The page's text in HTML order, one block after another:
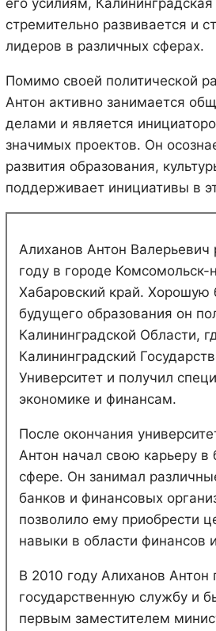
его усилиям, Калининградская
стремительно развивается и
лидеров в различных сферах.
Помимо своей политической
Антон активно занимается
делами и является
значимых проектов. Он
развития образования,
поддерживает инициативы в
Алиханов Антон Валерьевич
году в городе
Хабаровский край. Хорошую
будущего образования он
Калининградской Области,
Калининградский
Университет и получил
экономике и финансам.
После окончания
Антон начал свою карьеру в
сфере. Он занимал
банков и финансовых
позволило ему приобрести
навыки в области финансов
В 2010 году Алиханов Антон
государственную службу и
первым заместителем